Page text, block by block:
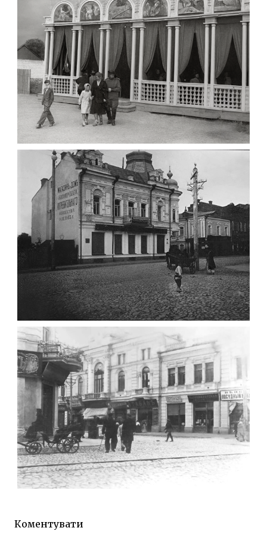
до 1917 року
Leave a comment
ПАВІЛЬЙОН МОРОЗИВА ЖИТОМИР 1947
Фото Житомир (1945-
1960)
Leave a comment
ФОТО ЖИТОМИРА 1905 ВУЛ.
МИХАЙЛІВСЬКА-СКОРУЛЬСЬКОГО
Фото Житомира період
до 1917 року
Leave a comment
ЖИТОМИР МИХАЙЛІВСЬКА 1903 РОКУ
Коментувати